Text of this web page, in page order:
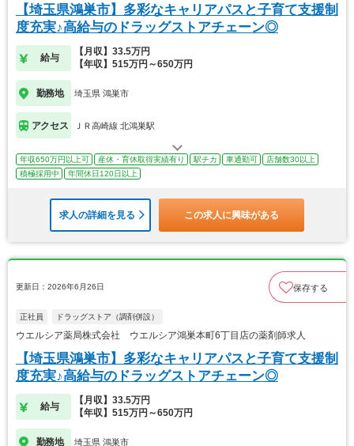
【埼玉県鴻巣市】多彩なキャリアパスと子育て支援制
度充実♪高給与のドラッグストアチェーン◎
給与
【月収】33.5万円
【年収】515万円～650万円
勤務地 埼玉県 鴻巣市
アクセス ＪＲ高崎線 北鴻巣駅
年収650万円以上可 産休・育休取得実績有り 駅チカ 車通勤可
店舗数30以上
積極採用中
年間休日120日以上
求人の詳細を見る この求人に興味がある
更新日：2026年6月26日 保存する
正社員 ドラッグストア（調剤併設）
ウエルシア薬局株式会社 ウエルシア鴻巣本町6丁目店の薬剤師求人
【埼玉県鴻巣市】多彩なキャリアパスと子育て支援制
度充実♪高給与のドラッグストアチェーン◎
給与
【月収】33.5万円
【年収】515万円～650万円
勤務地 埼玉県 鴻巣市